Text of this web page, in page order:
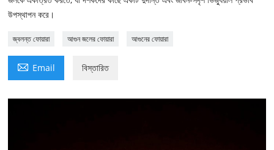
উপস্থাপন করে।
জ্বলন্ত ফোয়ারা আগুন জলের ফোয়ারা আগুনের ফোয়ারা
 Email বিস্তারিত